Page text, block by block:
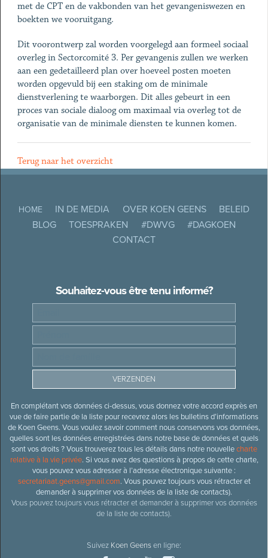
met de CPT en de vakbonden van het gevangeniswezen en
boekten we vooruitgang.
Dit voorontwerp zal worden voorgelegd aan formeel sociaal
overleg in Sectorcomité 3. Per gevangenis zullen we werken
aan een gedetailleerd plan over hoeveel posten moeten
worden opgevuld bij een staking om de minimale
dienstverlening te waarborgen. Dit alles gebeurt in een
proces van sociale dialoog om maximaal via overleg tot de
organisatie van de minimale diensten te kunnen komen.
Terug naar het overzicht
HOME IN DE MEDIA OVER KOEN GEENS
BELEID
BLOG
TOESPRAKEN #DWVG
#DAGKOEN
CONTACT
Souhaitez-vous être tenu informé?
En complétant vos données ci-dessus, vous donnez votre accord exprès en
vue de faire partie de la liste pour recevrez alors les bulletins d’informations
de Koen Geens. Vous voulez savoir comment nous conservons vos données,
quelles sont les données enregistrées dans notre base de données et quels
sont vos droits ? Vous trouverez tous les détails dans notre nouvellecharte
relative à la vie privée. Si vous avez des questions à propos de cette charte,
vous pouvez vous adresser à l’adresse électronique suivante :
secretariaat.geens@gmail.com. Vous pouvez toujours vous rétracter et
demander à supprimer vos données de la liste de contacts).
Vous pouvez toujours vous rétracter et demander à supprimer vos données
de la liste de contacts).
Suivez Koen Geensen ligne: